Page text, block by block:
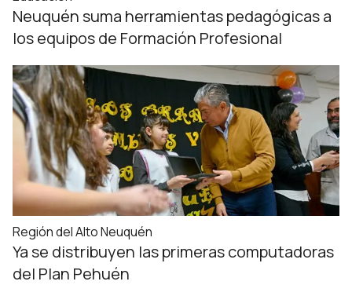
Neuquén suma herramientas pedagógicas a
los equipos de Formación Profesional
Región del Alto Neuquén
Ya se distribuyen las primeras computadoras
del Plan Pehuén